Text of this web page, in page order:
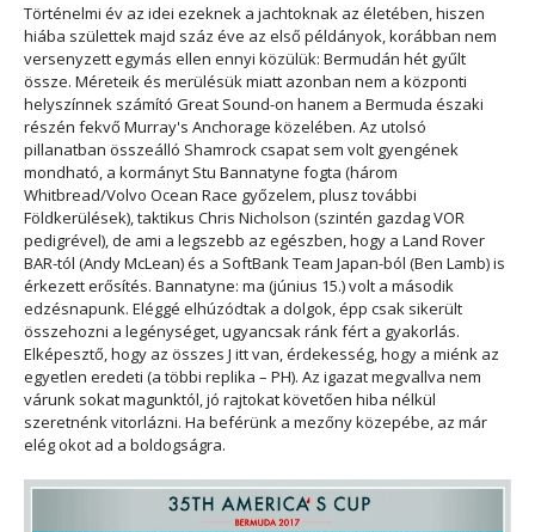
Történelmi év az idei ezeknek a jachtoknak az életében, hiszen
hiába születtek majd száz éve az első példányok, korábban nem
versenyzett egymás ellen ennyi közülük: Bermudán hét gyűlt
össze. Méreteik és merülésük miatt azonban nem a központi
helyszínnek számító Great Sound-on hanem a Bermuda északi
részén fekvő Murray's Anchorage közelében. Az utolsó
pillanatban összeálló Shamrock csapat sem volt gyengének
mondható, a kormányt Stu Bannatyne fogta (három
Whitbread/Volvo Ocean Race győzelem, plusz további
Földkerülések), taktikus Chris Nicholson (szintén gazdag VOR
pedigrével), de ami a legszebb az egészben, hogy a Land Rover
BAR-tól (Andy McLean) és a SoftBank Team Japan-ból (Ben Lamb) is
érkezett erősítés. Bannatyne: ma (június 15.) volt a második
edzésnapunk. Eléggé elhúzódtak a dolgok, épp csak sikerült
összehozni a legénységet, ugyancsak ránk fért a gyakorlás.
Elképesztő, hogy az összes J itt van, érdekesség, hogy a miénk az
egyetlen eredeti (a többi replika – PH). Az igazat megvallva nem
várunk sokat magunktól, jó rajtokat követően hiba nélkül
szeretnénk vitorlázni. Ha beférünk a mezőny közepébe, az már
elég okot ad a boldogságra.